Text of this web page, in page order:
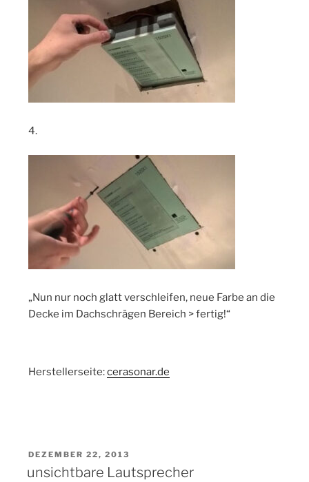
4.
„Nun nur noch glatt verschleifen, neue Farbe an die
Decke im Dachschrägen Bereich > fertig!“
Herstellerseite:cerasonar.de
VERÖFFENTLICHT
DEZEMBER 22, 2013
unsichtbare Lautsprecher